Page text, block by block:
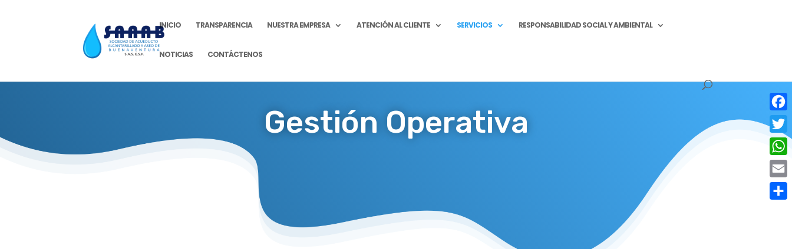
INICIO TRANSPARENCIA NUESTRA EMPRESA ATENCIÓN AL CLIENTE SERVICIOS RESPONSABILIDAD SOCIAL Y AMBIENTAL
NOTICIAS CONTÁCTENOS
Gestión Operativa
Email